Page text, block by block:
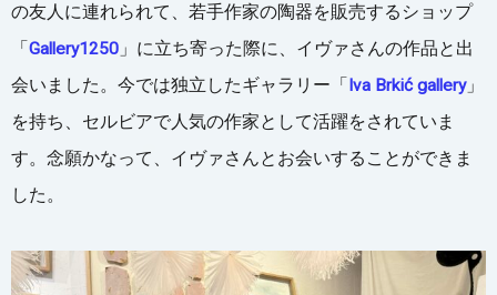
の友人に連れられて、若手作家の陶器を販売するショップ
「 Gallery1250 」に立ち寄った際に、イヴァさんの作品と出
会いました。今では独立したギャラリー「 Iva Brkić gallery」
を持ち、セルビアで人気の作家として活躍をされていま
す。念願かなって、イヴァさんとお会いすることができま
した。